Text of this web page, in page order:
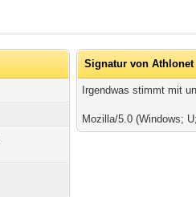
Signatur von Athlonet
Irgendwas stimmt mit
Mozilla/5.0 (Windows;